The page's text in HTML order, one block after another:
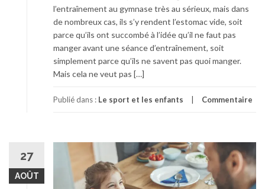
l’entraînement au gymnase très au sérieux, mais dans
de nombreux cas, ils s’y rendent l’estomac vide, soit
parce qu’ils ont succombé à l’idée qu’il ne faut pas
manger avant une séance d’entraînement, soit
simplement parce qu’ils ne savent pas quoi manger.
Mais cela ne veut pas […]
Publié dans : Le sport et les enfants Commentaire
27
AOÛT